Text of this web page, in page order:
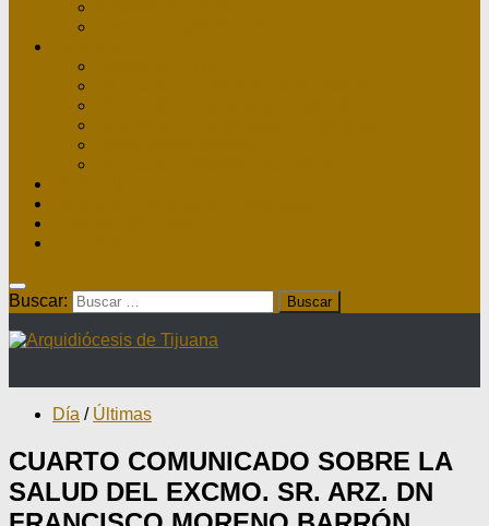
Buscar:
Día / Últimas
CUARTO COMUNICADO SOBRE LA
SALUD DEL EXCMO. SR. ARZ. DN